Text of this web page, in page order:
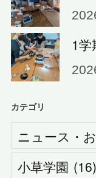
1
カテゴリ
ニュース・
小草学園 (16)